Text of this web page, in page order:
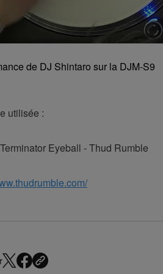
de DJ Shintaro sur la DJM-S9
utilisée :
Eyeball - Thud Rumble